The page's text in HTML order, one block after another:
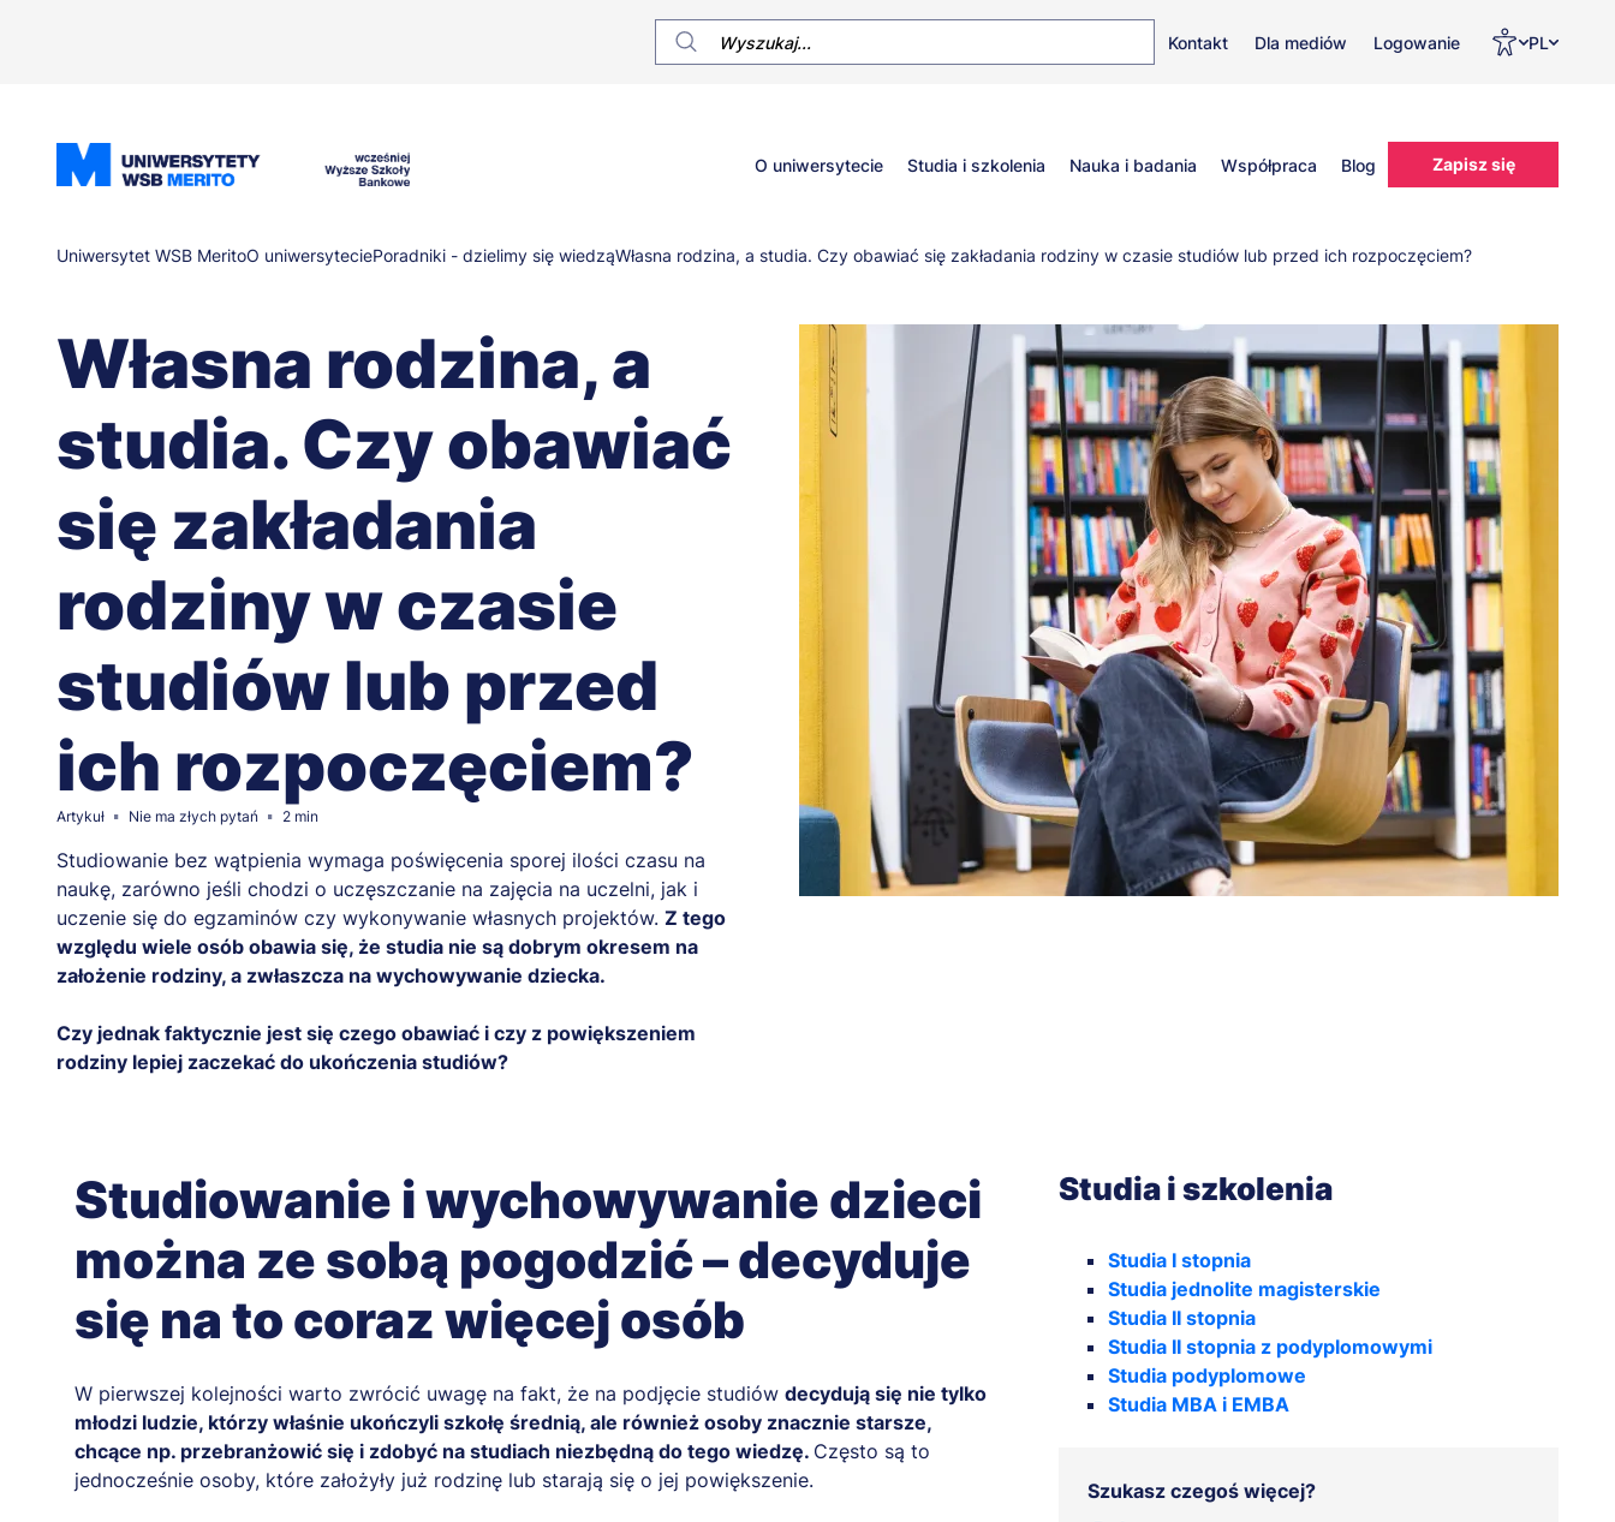
Top
Kontakt Dla mediów Logowanie PL
Główne
menu
O uniwersytecie Studia i szkolenia Nauka i badania Współpraca Blog Zapisz się
Ścieżka
nawigacyjna
Uniwersytet WSB MeritoO uniwersyteciePoradniki - dzielimy się wiedząWłasna rodzina, a studia. Czy obawiać się zakładania rodziny w czasie studiów lub przed ich rozpoczęciem?
Własna rodzina, a
studia. Czy obawiać
się zakładania
rodziny w czasie
studiów lub przed
ich rozpoczęciem?
Artykuł Nie ma złych pytań 2 min
Studiowanie bez wątpienia wymaga poświęcenia sporej ilości czasu na
naukę, zarówno jeśli chodzi o uczęszczanie na zajęcia na uczelni, jak i
uczenie się do egzaminów czy wykonywanie własnych projektów. Z tego
względu wiele osób obawia się, że studia nie są dobrym okresem na
założenie rodziny, a zwłaszcza na wychowywanie dziecka.
Czy jednak faktycznie jest się czego obawiać i czy z powiększeniem
rodziny lepiej zaczekać do ukończenia studiów?
Studiowanie i wychowywanie dzieci
można ze sobą pogodzić – decyduje
się na to coraz więcej osób
W pierwszej kolejności warto zwrócić uwagę na fakt, że na podjęcie studiów decydują się nie tylko
młodzi ludzie, którzy właśnie ukończyli szkołę średnią, ale również osoby znacznie starsze,
chcące np. przebranżowić się i zdobyć na studiach niezbędną do tego wiedzę. Często są to
jednocześnie osoby, które założyły już rodzinę lub starają się o jej powiększenie.
Studia i szkolenia
Studia I stopnia
Studia jednolite magisterskie
Studia II stopnia
Studia II stopnia z podyplomowymi
Studia podyplomowe
Studia MBA i EMBA
Szukasz czegoś więcej?